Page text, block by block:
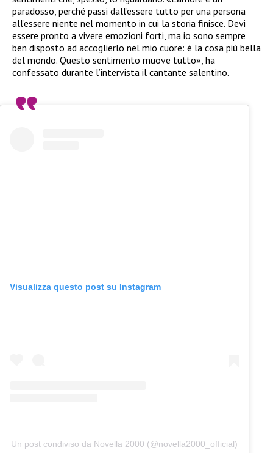
paradosso, perché passi dall’essere tutto per una persona
all’essere niente nel momento in cui la storia finisce. Devi
essere pronto a vivere emozioni forti, ma io sono sempre
ben disposto ad accoglierlo nel mio cuore: è la cosa più bella
del mondo. Questo sentimento muove tutto», ha
confessato durante l’intervista il cantante salentino.
Visualizza questo post su Instagram
Un post condiviso da Novella 2000 (@novella2000_official)